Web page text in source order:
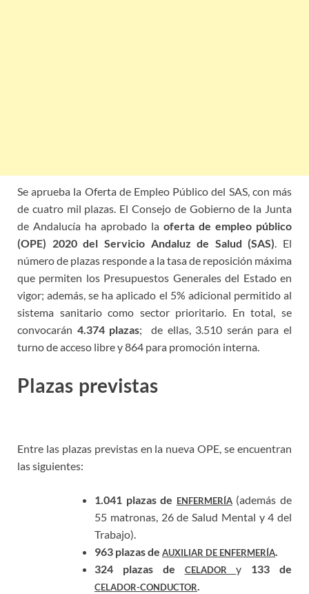
Se aprueba la Oferta de Empleo Público del SAS, con más
de cuatro mil plazas. El Consejo de Gobierno de la Junta
de Andalucía ha aprobado la oferta de empleo público
(OPE) 2020 del Servicio Andaluz de Salud (SAS) . El
número de plazas responde a la tasa de reposición máxima
que permiten los Presupuestos Generales del Estado en
vigor; además, se ha aplicado el 5% adicional permitido al
sistema sanitario como sector prioritario. En total, se
convocarán 4.374 plazas; de ellas, 3.510 serán para el
turno de acceso libre y 864 para promoción interna.
Plazas previstas
Entre las plazas previstas en la nueva OPE, se encuentran
las siguientes:
1.041 plazas de ENFERMERÍA(además de
55 matronas, 26 de Salud Mental y 4 del
Trabajo).
963 plazas de AUXILIAR DE ENFERMERÍA.
324 plazas de
CELADORy 133 de
CELADOR-CONDUCTOR.